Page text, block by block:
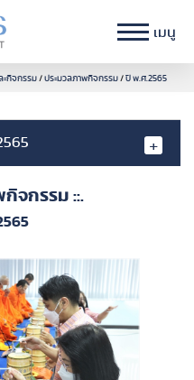
เมนู
ะกิจกรรม ประมวลภาพกิจกรรม ปี พ.ศ.2565
กิจกรรม ::.